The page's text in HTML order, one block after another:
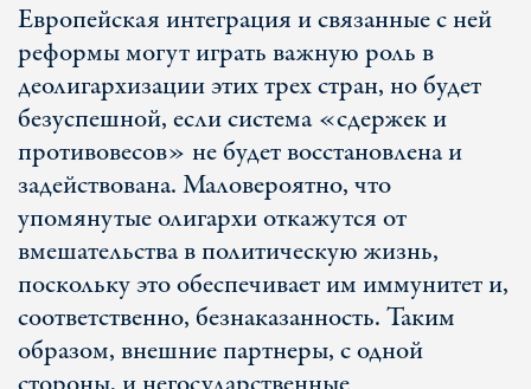
Европейская интеграция и связанные с ней
реформы могут играть важную роль в
деолигархизации этих трех стран, но будет
безуспешной, если система «сдержек и
противовесов» не будет восстановлена и
задействована. Маловероятно, что
упомянутые олигархи откажутся от
вмешательства в политическую жизнь,
поскольку это обеспечивает им иммунитет и,
соответственно, безнаказанность. Таким
образом, внешние партнеры, с одной